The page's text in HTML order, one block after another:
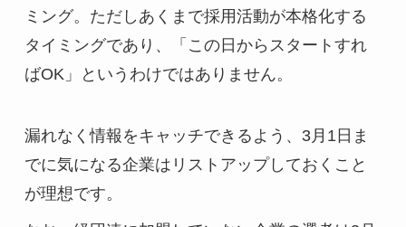
ミング。ただしあくまで採用活動が本格化する
タイミングであり、「この日からスタートすれ
ばOK」というわけではありません。
漏れなく情報をキャッチできるよう、3月1日ま
でに気になる企業はリストアップしておくこと
が理想です。